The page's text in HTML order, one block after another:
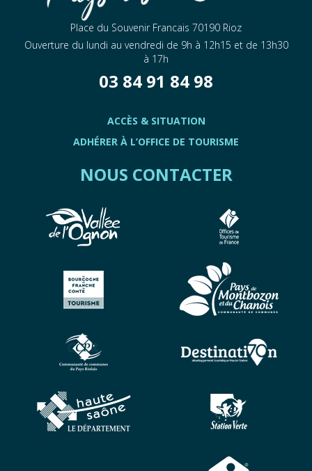
Place du Souvenir Francais 70190 Rioz
Ouverture du lundi au vendredi de 9h à 12h15 et de 13h30
à 17h
03 84 91 84 98
ACCÈS & SITUATION
ADHÉRER À L’OFFICE DE TOURISME
NOUS CONTACTER